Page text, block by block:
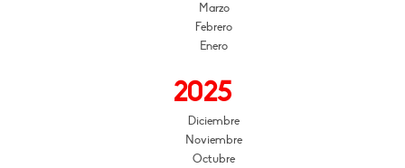
Marzo
Febrero
Enero
2025
Diciembre
Noviembre
Octubre